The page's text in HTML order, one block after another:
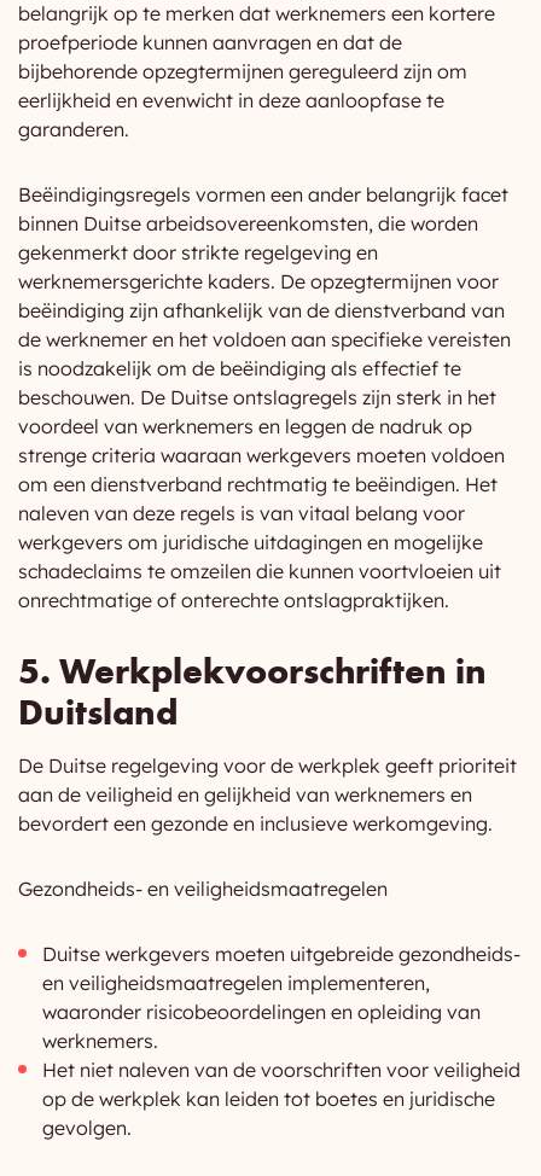
belangrijk op te merken dat werknemers een kortere
proefperiode kunnen aanvragen en dat de
bijbehorende opzegtermijnen gereguleerd zijn om
eerlijkheid en evenwicht in deze aanloopfase te
garanderen.
Beëindigingsregels vormen een ander belangrijk facet
binnen Duitse arbeidsovereenkomsten, die worden
gekenmerkt door strikte regelgeving en
werknemersgerichte kaders. De opzegtermijnen voor
beëindiging zijn afhankelijk van de dienstverband van
de werknemer en het voldoen aan specifieke vereisten
is noodzakelijk om de beëindiging als effectief te
beschouwen. De Duitse ontslagregels zijn sterk in het
voordeel van werknemers en leggen de nadruk op
strenge criteria waaraan werkgevers moeten voldoen
om een dienstverband rechtmatig te beëindigen. Het
naleven van deze regels is van vitaal belang voor
werkgevers om juridische uitdagingen en mogelijke
schadeclaims te omzeilen die kunnen voortvloeien uit
onrechtmatige of onterechte ontslagpraktijken.
5. Werkplekvoorschriften in
Duitsland
De Duitse regelgeving voor de werkplek geeft prioriteit
aan de veiligheid en gelijkheid van werknemers en
bevordert een gezonde en inclusieve werkomgeving.
Gezondheids- en veiligheidsmaatregelen
Duitse werkgevers moeten uitgebreide gezondheids-
en veiligheidsmaatregelen implementeren,
waaronder risicobeoordelingen en opleiding van
werknemers.
Het niet naleven van de voorschriften voor veiligheid
op de werkplek kan leiden tot boetes en juridische
gevolgen.